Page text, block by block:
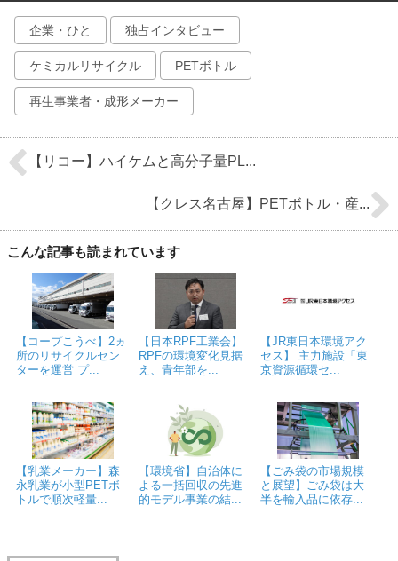
企業・ひと 独占インタビュー
ケミカルリサイクル PETボトル
再生事業者・成形メーカー
【リコー】ハイケムと高分子量PL...
【クレス名古屋】PETボトル・産...
こんな記事も読まれています
【コープこうべ】2ヵ
所のリサイクルセン
ターを運営 プ...
【日本RPF工業会】
RPFの環境変化見据
え、青年部を...
【JR東日本環境アク
セス】 主力施設「東
京資源循環セ...
【乳業メーカー】森
永乳業が小型PETボ
トルで順次軽量...
【環境省】自治体に
よる一括回収の先進
的モデル事業の結...
【ごみ袋の市場規模
と展望】ごみ袋は大
半を輸入品に依存...